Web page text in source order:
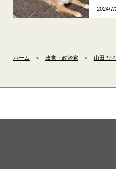
2024/7/
ホーム ＞ 政党・政治家 ＞ 山田 ひ